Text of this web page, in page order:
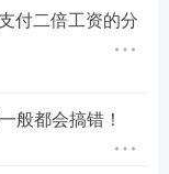
付二倍工资的分
般都会搞错！